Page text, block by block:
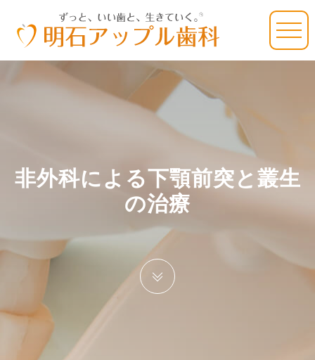
非外科による下顎前突と叢生
の治療